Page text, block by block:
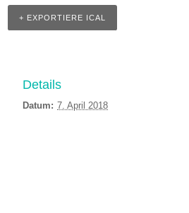
+ EXPORTIERE ICAL
Details
Datum: 7. April 2018